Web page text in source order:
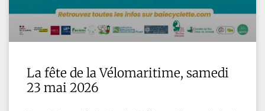
La fête de la Vélomaritime, samedi
23 mai 2026